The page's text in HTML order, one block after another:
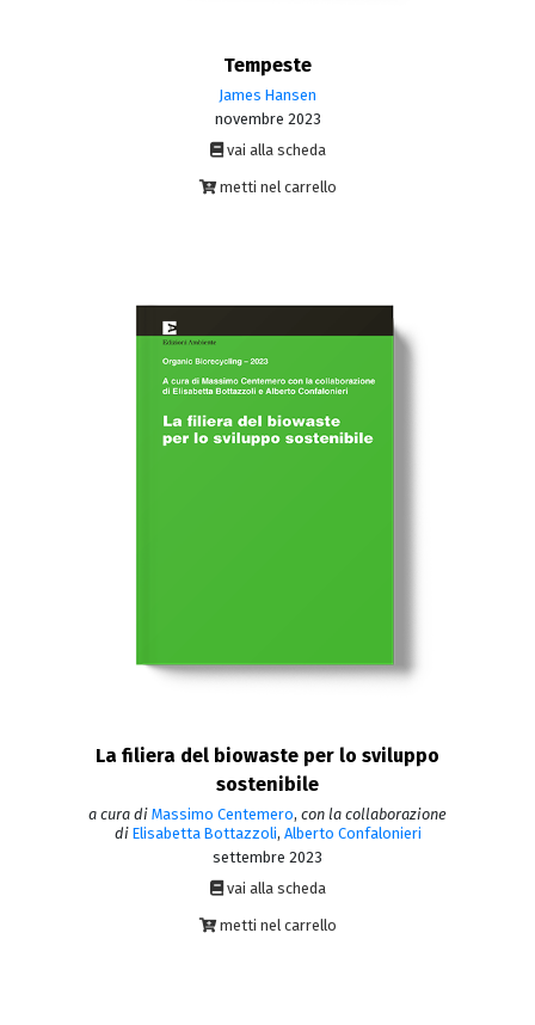
Tempeste
James Hansen
novembre 2023
vai alla scheda
metti nel carrello
La filiera del biowaste per lo sviluppo
sostenibile
a cura di Massimo Centemero, con la collaborazione
di Elisabetta Bottazzoli, Alberto Confalonieri
settembre 2023
vai alla scheda
metti nel carrello